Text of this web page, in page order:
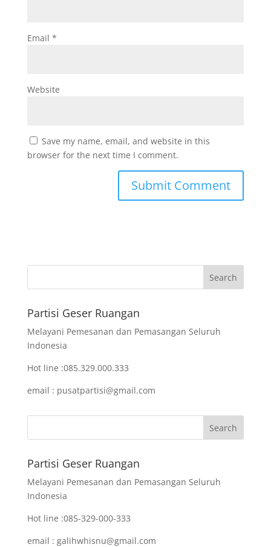
Email *
Website
Save my name, email, and website in this
browser for the next time I comment.
Partisi Geser Ruangan
Melayani Pemesanan dan Pemasangan Seluruh
Indonesia
Hot line :085.329.000.333
email : pusatpartisi@gmail.com
Partisi Geser Ruangan
Melayani Pemesanan dan Pemasangan Seluruh
Indonesia
Hot line :085-329-000-333
email : galihwhisnu@gmail.com